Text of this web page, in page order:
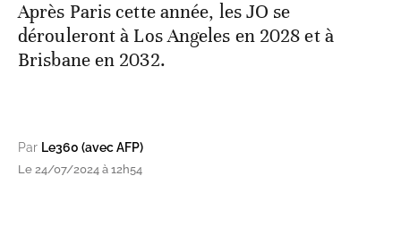
Après Paris cette année, les JO se
dérouleront à Los Angeles en 2028 et à
Brisbane en 2032.
Par Le360 (avec AFP)
Le 24/07/2024 à 12h54